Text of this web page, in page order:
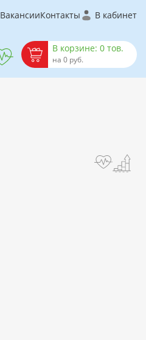
ВакансииКонтакты В кабинет
В корзине: 0 тов.
на 0 руб.